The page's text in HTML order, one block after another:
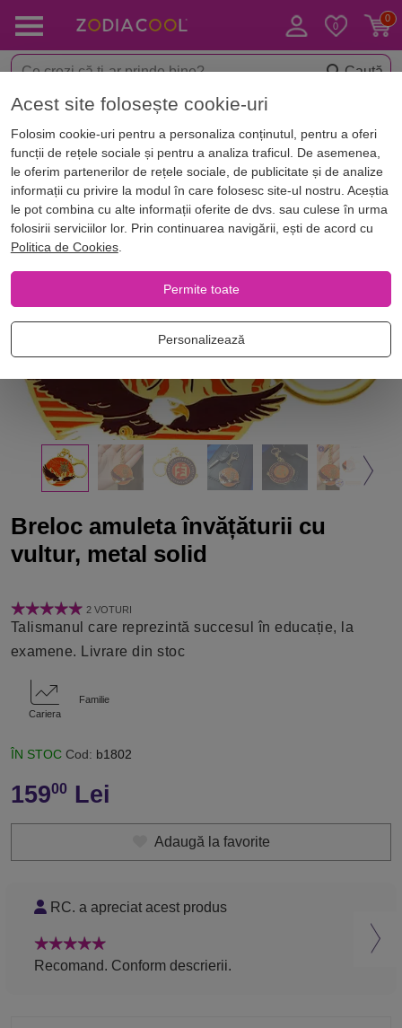
Caută
< Amulete & Talismane Brelocuri
Breloc amuleta învățăturii cu
vultur, metal solid
2 VOTURI
Talismanul care reprezintă succesul în educație, la
examene. Livrare din stoc
Cariera
Familie
ÎN STOC Cod: b1802
15900Lei
Adaugă la favorite
RC. a apreciat acest produs
Recomand. Conform descrierii.
Acest site folosește cookie-uri
Folosim cookie-uri pentru a personaliza conținutul, pentru a oferi
funcții de rețele sociale și pentru a analiza traficul. De asemenea,
le oferim partenerilor de rețele sociale, de publicitate și de analize
informații cu privire la modul în care folosesc site-ul nostru. Aceștia
le pot combina cu alte informații oferite de dvs. sau culese în urma
folosirii serviciilor lor. Prin continuarea navigării, ești de acord cu
Politica de Cookies.
Permite toate
Personalizează